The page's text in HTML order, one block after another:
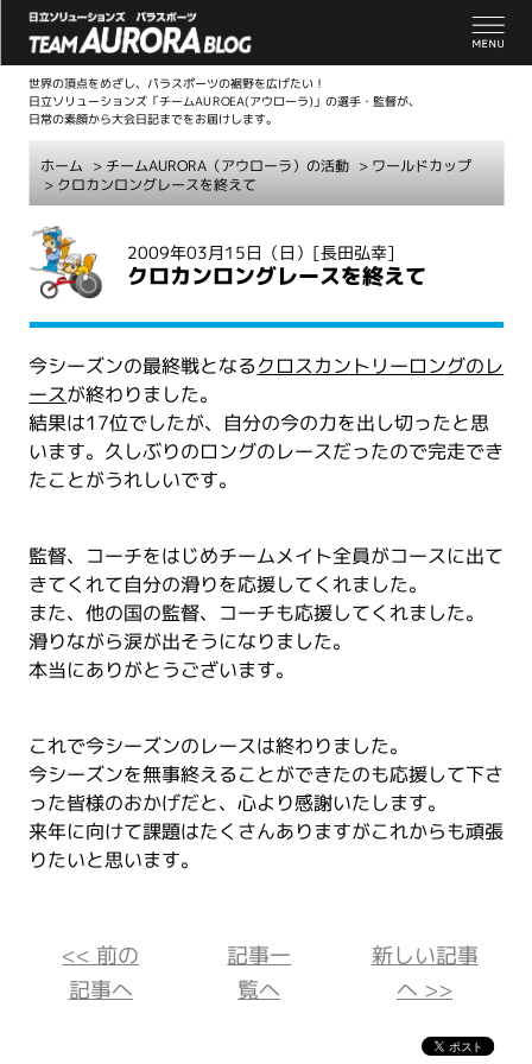
世界の頂点をめざし、パラスポーツの裾野を広げたい！
日立ソリューションズ「チームAUROEA(アウローラ)」の選手・監督が、
日常の素顔から大会日記までをお届けします。
ホーム > チームAURORA（アウローラ）の活動 > ワールドカップ
> クロカンロングレースを終えて
2009年03月15日（日） [長田弘幸]
クロカンロングレースを終えて
今シーズンの最終戦となるクロスカントリーロングのレ
ースが終わりました。
結果は17位でしたが、自分の今の力を出し切ったと思
います。久しぶりのロングのレースだったので完走でき
たことがうれしいです。
監督、コーチをはじめチームメイト全員がコースに出て
きてくれて自分の滑りを応援してくれました。
また、他の国の監督、コーチも応援してくれました。
滑りながら涙が出そうになりました。
本当にありがとうございます。
これで今シーズンのレースは終わりました。
今シーズンを無事終えることができたのも応援して下さ
った皆様のおかげだと、心より感謝いたします。
来年に向けて課題はたくさんありますがこれからも頑張
りたいと思います。
<< 前の
記事へ
記事一
覧へ
新しい記事
へ >>